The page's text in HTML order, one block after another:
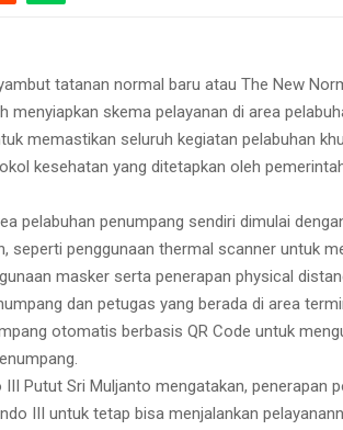
tatanan normal baru atau The New
menyiapkan skema pelayanan di area
memastikan seluruh kegiatan pelabuhan
kesehatan yang ditetapkan oleh
pelabuhan penumpang sendiri dimulai
seperti penggunaan thermal scanner untuk
masker serta penerapan physical
dan petugas yang berada di area
otomatis berbasis QR Code untuk
Putut Sri Muljanto mengatakan, penerapan
III untuk tetap bisa menjalankan